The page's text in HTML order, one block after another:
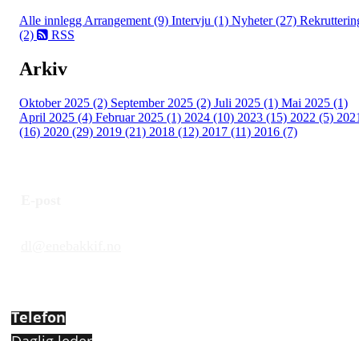
Alle innlegg Arrangement (9) Intervju (1) Nyheter (27)
(2)
RSS
Arkiv
Oktober 2025 (2) September 2025 (2) Juli 2025 (1) Mai 2025 (1)
April 2025 (4) Februar 2025 (1) 2024 (10) 2023 (15) 2022 (5)
(16) 2020 (29) 2019 (21) 2018 (12) 2017 (11) 2016 (7)
Telefon